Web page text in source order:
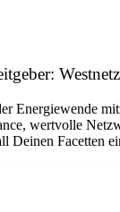
Energiewende
wertvolle
Deinen Facetten